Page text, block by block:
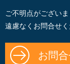
ご不明点がございま
遠慮なくお問合せく
お問